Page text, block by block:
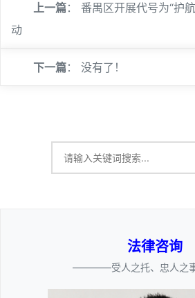
上一篇： 番禺区开展代号为“护
动
下一篇： 没有了！
法律咨询
————受人之托、忠人